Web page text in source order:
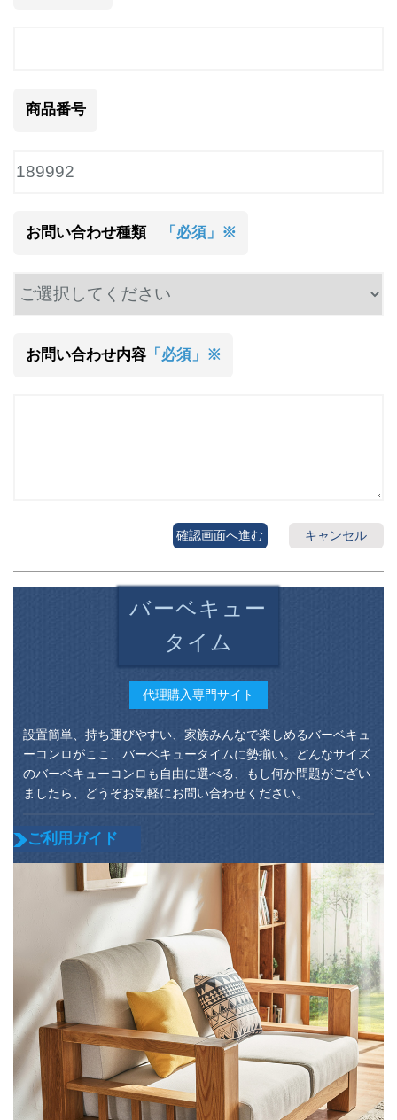
商品番号
お問い合わせ種類 「必須」※
お問い合わせ内容「必須」※
キャンセル
確認画面へ進む
バーベキュー
タイム
代理購入専門サイト
設置簡単、持ち運びやすい、家族みんなで楽しめるバーベキュ
ーコンロがここ、バーベキュータイムに勢揃い。どんなサイズ
のバーベキューコンロも自由に選べる、もし何か問題がござい
ましたら、どうぞお気軽にお問い合わせください。
ご利用ガイド